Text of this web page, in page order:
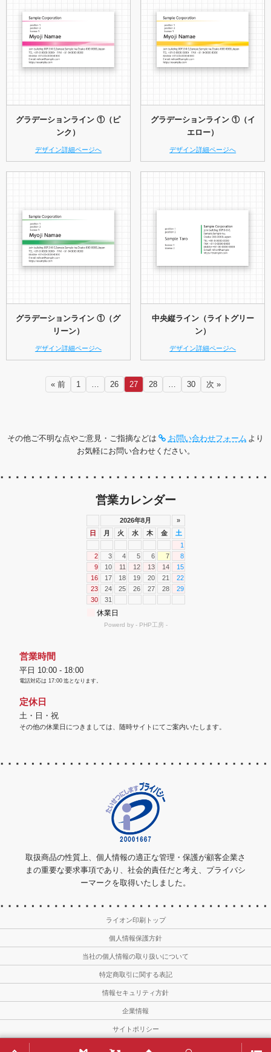
グラデーションライン ①（ピ
ンク）
デザイン詳細ページへ
グラデーションライン ①（イ
エロー）
デザイン詳細ページへ
グラデーションライン ①（グ
リーン）
デザイン詳細ページへ
中央縦ライン（ライトグリー
ン）
デザイン詳細ページへ
« 前 1 … 26 27 28 … 30 次 »
その他ご不明な点やご意見・ご指摘などは お問い合わせフォーム より
お気軽にお問い合わせください。
営業カレンダー
営業時間
平日 10:00 - 18:00
電話対応は 17:00 迄となります。
定休日
土・日・祝
その他の休業日につきましては、随時サイトにてご案内いたします。
取扱商品の性質上、個人情報の適正な管理・保護が顧客企業さ
まの重要な要求事項であり、社会的責任だと考え、プライバシ
ーマークを取得いたしました。
ライオン印刷トップ
個人情報保護方針
当社の個人情報の取り扱いについて
特定商取引に関する表記
情報セキュリティ方針
企業情報
サイトポリシー